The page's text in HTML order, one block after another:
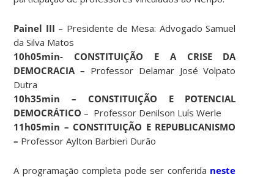
Painel III – Presidente de Mesa: Advogado Samuel
da Silva Matos
10h05min- CONSTITUIÇÃO E A CRISE DA
DEMOCRACIA – Professor Delamar José Volpato
Dutra
10h35min – CONSTITUIÇÃO E POTENCIAL
DEMOCRÁTICO – Professor Denilson Luís Werle
11h05min – CONSTITUIÇÃO E REPUBLICANISMO
– Professor Aylton Barbieri Durão
A programação completa pode ser conferida neste